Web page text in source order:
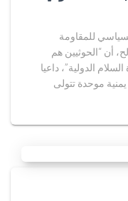
للمقاومة
أن “الحوثيين هم
الدولية”، داعيا
موحدة تتولى